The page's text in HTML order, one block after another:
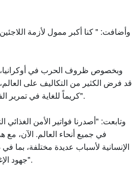
وأضافت: " كنا أكبر ممول لأزمة اللاجئين
وبخصوص ظروف الحرب في أوكرانيا،
قد فرض الكثير من التكاليف على
كريماً للغاية في تمرير الفواتير التكميلية؛ لم يسمح لنا ذلك بمواصلة مساعدتنا فحسب، بل في الواقع زيادتها".
وتابعت: "أصدرنا فواتير الأمن الغذائي
في جميع أنحاء العالم. الآن، مع
الإنسانية لأسباب عديدة مختلفة، بما
جهود الإغاثة والجهود الإنسانية حول العالم على أعلى المستويات التي قدمناها على الإطلاق".